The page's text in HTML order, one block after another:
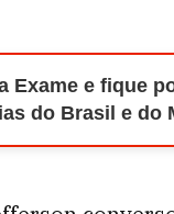
Exame e fique
do Brasil e do